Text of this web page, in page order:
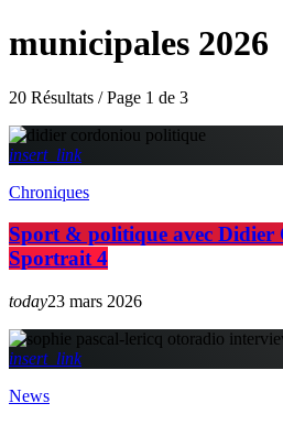
municipales 2026
20 Résultats / Page 1 de 3
insert_link
Chroniques
Sport & politique avec
Sportrait 4
today23 mars 2026
insert_link
News